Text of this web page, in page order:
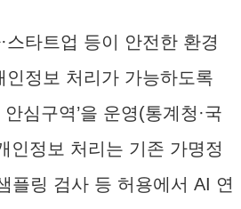
스타트업 등이 안전한 환경
정보 처리가 가능하도록
심구역’을 운영(통계청·국
인정보 처리는 기존 가명정
플링 검사 등 허용에서 AI 연